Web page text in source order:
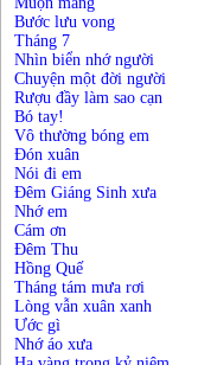
Bước lưu vong
Tháng 7
Nhìn biển nhớ người
Chuyện một đời người
Rượu đầy làm sao cạn
Bó tay!
Vô thường bóng em
Đón xuân
Nói đi em
Đêm Giáng Sinh xưa
Nhớ em
Cám ơn
Đêm Thu
Hồng Quế
Tháng tám mưa rơi
Lòng vẫn xuân xanh
Ước gì
Nhớ áo xưa